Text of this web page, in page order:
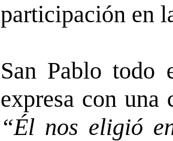
participación en
San Pablo todo
expresa con
“Él nos eligió